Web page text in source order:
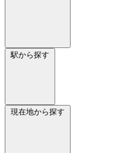
駅から探す
現在地から探す